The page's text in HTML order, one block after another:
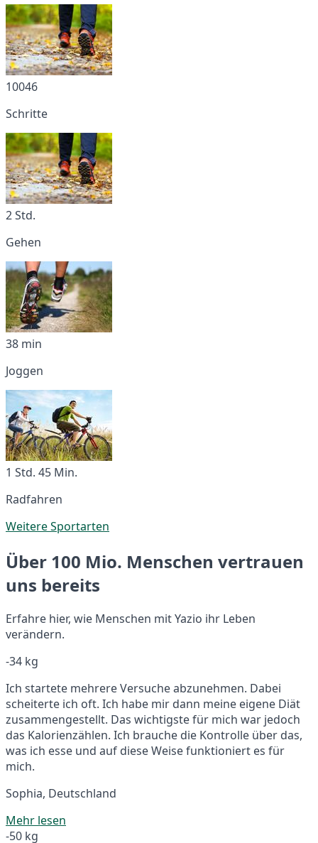
10046
Schritte
2 Std.
Gehen
38 min
Joggen
1 Std. 45 Min.
Radfahren
Weitere Sportarten
Über 100 Mio. Menschen vertrauen
uns bereits
Erfahre hier, wie Menschen mit Yazio ihr Leben
verändern.
-34 kg
Ich startete mehrere Versuche abzunehmen. Dabei
scheiterte ich oft. Ich habe mir dann meine eigene Diät
zusammengestellt. Das wichtigste für mich war jedoch
das Kalorienzählen. Ich brauche die Kontrolle über das,
was ich esse und auf diese Weise funktioniert es für
mich.
Sophia, Deutschland
Mehr lesen
-50 kg